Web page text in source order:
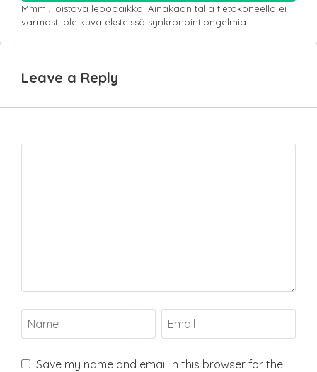
Mmm.. loistava lepopaikka. Ainakaan tällä tietokoneella ei
varmasti ole kuvateksteissä synkronointiongelmia.
Leave a Reply
Save my name and email in this browser for the